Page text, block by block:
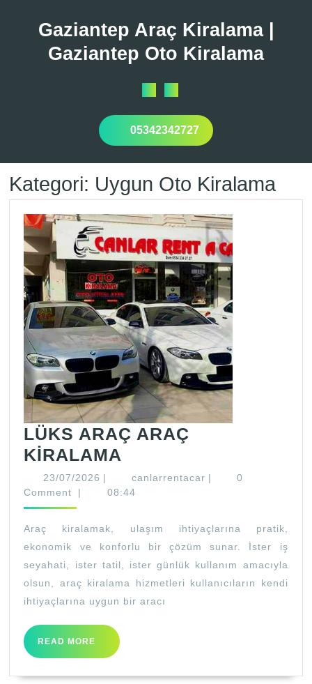
Gaziantep Araç Kiralama |
Gaziantep Oto Kiralama
Open
Button
05342342727
Kategori: Uygun Oto Kiralama
LÜKS ARAÇ ARAÇ
KİRALAMA
ARAÇ
ARAÇ
23/07/2026 23/07/2026
| canlarrentacar canlarrentacar
|
0
Comment
| 08:44
Araç kiralamak, ulaşım ihtiyaçlarına pratik,
ekonomik ve konforlu bir çözüm sunar. İster iş
seyahati, ister tatil, ister günlük kullanım amacıyla
olsun, araç kiralama hizmetleri kullanıcıların kendi
ihtiyaçlarına uygun bir aracı
READ MORE
READ
MORE